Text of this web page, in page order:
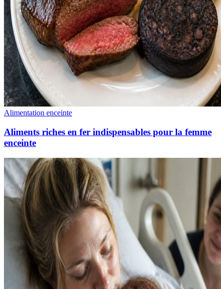
Alimentation enceinte
Aliments riches en fer indispensables pour la femme
enceinte